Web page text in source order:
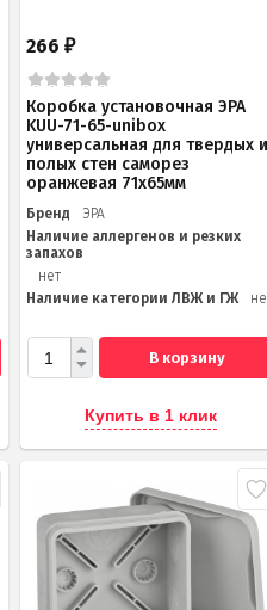
266₽
Коробка установочная ЭРА
KUU-71-65-unibox
универсальная для твердых
полых стен саморез
оранжевая 71х65мм
Бренд
ЭРА
Наличие аллергенов и резких
запахов
нет
Наличие категории ЛВЖ и ГЖ
В корзину
Купить в 1 клик